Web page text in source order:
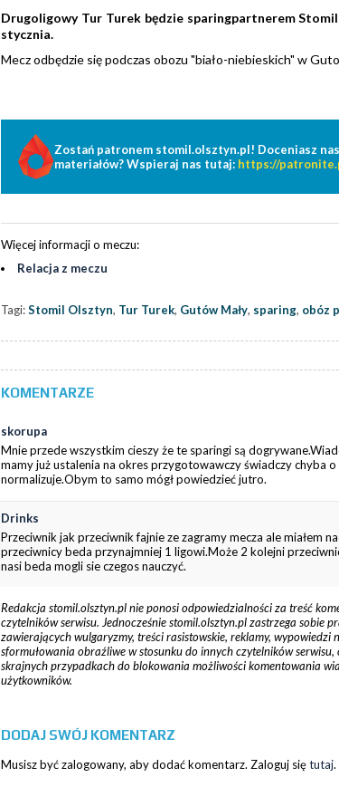
Drugoligowy Tur Turek będzie sparingpartnerem
stycznia.
Mecz odbędzie się podczas obozu "biało-niebieskich" w
Zostań patronem stomil.olsztyn.pl! Doceniasz
materiałów? Wspieraj nas tutaj: https://
Więcej informacji o meczu:
Relacja z meczu
Tagi:Stomil Olsztyn, Tur Turek, Gutów Mały, sparing, obóz
KOMENTARZE
skorupa
Mnie przede wszystkim cieszy że te sparingi są
mamy już ustalenia na okres przygotowawczy świadczy chyba
normalizuje.Obym to samo mógł powiedzieć jutro.
Drinks
Przeciwnik jak przeciwnik fajnie ze zagramy mecza ale miałem
przeciwnicy beda przynajmniej 1 ligowi.Może 2 kolejni
nasi beda mogli sie czegos nauczyć.
Redakcja stomil.olsztyn.pl nie ponosi odpowiedzialności za treść
czytelników serwisu. Jednocześnie stomil.olsztyn.pl zastrzega sobie
zawierających wulgaryzmy, treści rasistowskie, reklamy, wypowiedzi
sformułowania obraźliwe w stosunku do innych czytelników
skrajnych przypadkach do blokowania możliwości komentowania
użytkowników.
DODAJ SWÓJ KOMENTARZ
Musisz być zalogowany, aby dodać komentarz. Zaloguj siętutaj.